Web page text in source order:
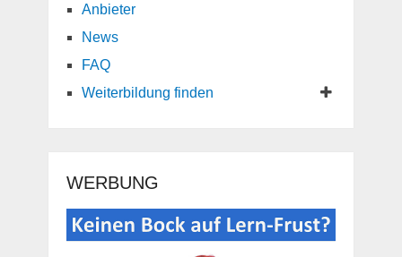
Anbieter
News
FAQ
Weiterbildung finden
WERBUNG